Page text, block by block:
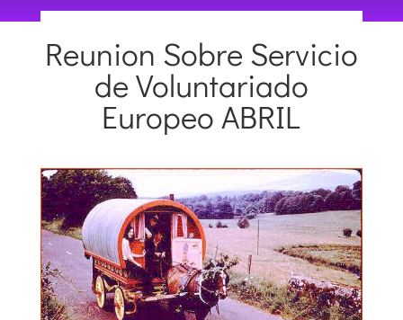
25 marzo 2015| Proyectos Internacionales
Reunion Sobre Servicio
de Voluntariado
Europeo ABRIL